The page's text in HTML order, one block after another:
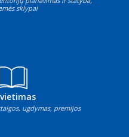
sklypai
ugdymas, premijos